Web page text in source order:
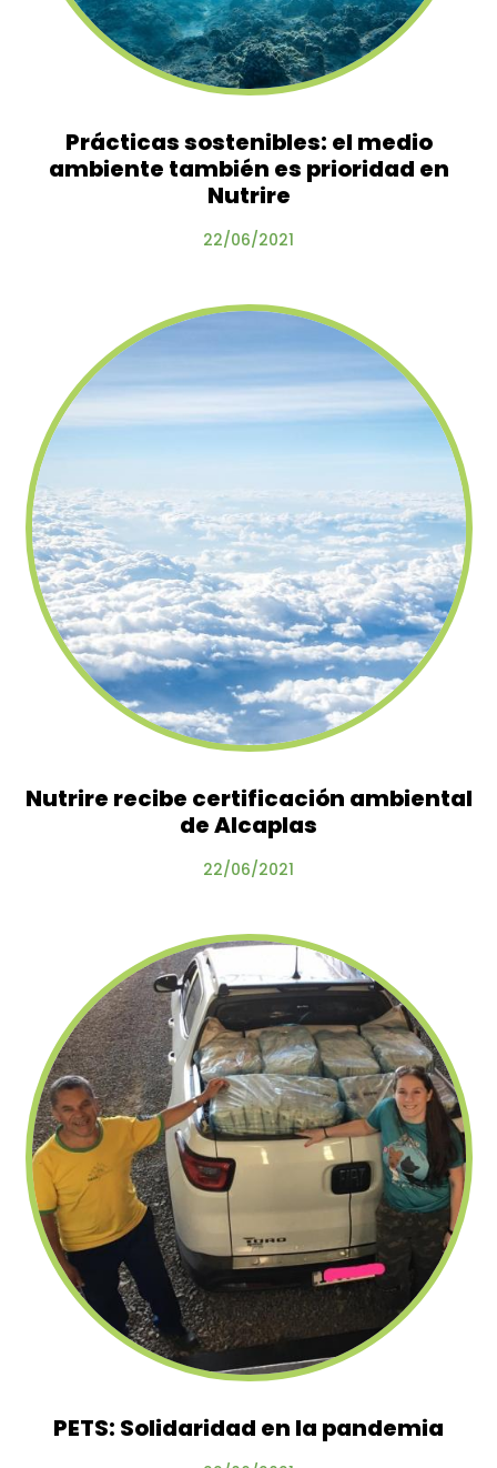
Prácticas sostenibles: el medio
ambiente también es prioridad en
Nutrire
22/06/2021
Nutrire recibe certificación ambiental
de Alcaplas
22/06/2021
PETS: Solidaridad en la pandemia